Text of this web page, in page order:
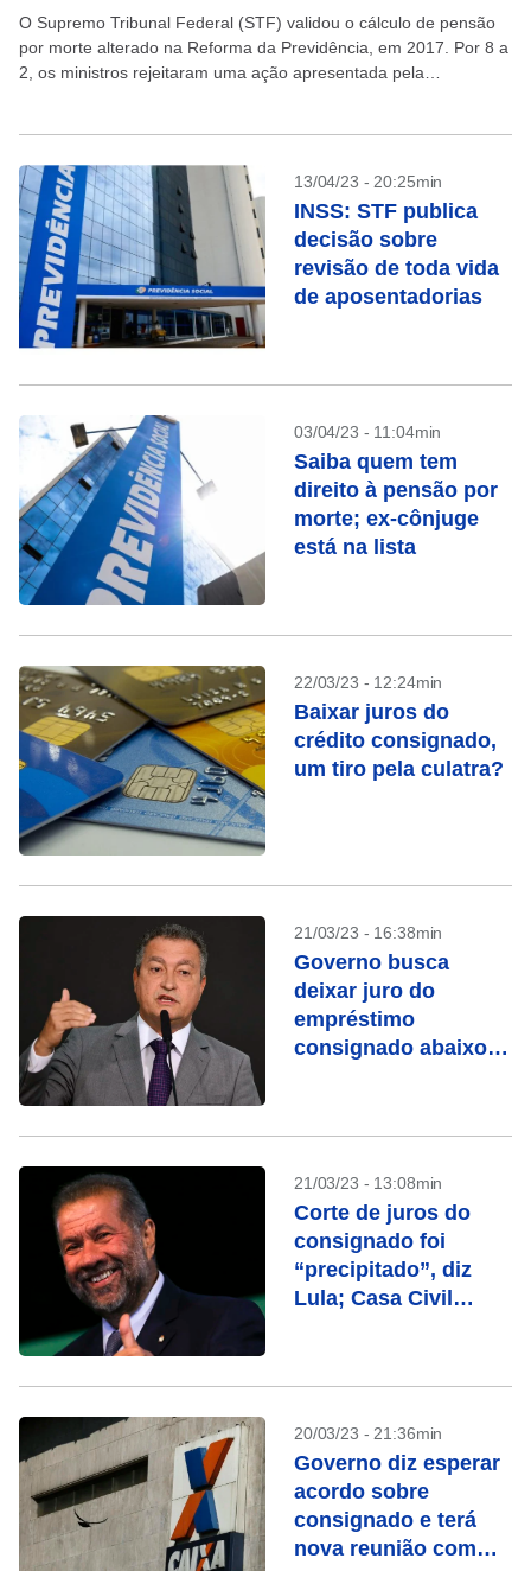
O Supremo Tribunal Federal (STF) validou o cálculo de pensão
por morte alterado na Reforma da Previdência, em 2017. Por 8 a
2, os ministros rejeitaram uma ação apresentada pela
13/04/23 - 20:25min
INSS: STF publica
decisão sobre
revisão de toda vida
de aposentadorias
03/04/23 - 11:04min
Saiba quem tem
direito à pensão por
morte; ex-cônjuge
está na lista
22/03/23 - 12:24min
Baixar juros do
crédito consignado,
um tiro pela culatra?
21/03/23 - 16:38min
Governo busca
deixar juro do
empréstimo
consignado abaixo
21/03/23 - 13:08min
Corte de juros do
consignado foi
“precipitado”, diz
Lula; Casa Civil
20/03/23 - 21:36min
Governo diz esperar
acordo sobre
consignado e terá
nova reunião com